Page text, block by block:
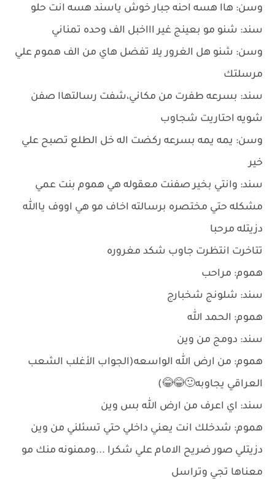
وسن: هاا هسه احنه جبار خوش ياسند هسه انت حلو
سند: شنو مو بعينج غير اااخبل الف وحده تمناني
وسن: شنو هل الغرور يلا تفضل هاي من الف هموم علي
مرسلتك
سند: بسرعه طفرت من مكاني،شفت رسالتهاا صفن
شويه احتاريت شجاوب
وسن: يمه يمه بسرعه ركضت اله خل الطلع تصبح علي
خير
سند: وانتي بخير صفنت معقوله هي هموم بنت عمي
مشكله حتي مختصره برسالته اخاف مو هي اووف ياالله
دزيتله مرحبا
تتاخرت انتظرت جاوب شكد مغروره
هموم: مراحب
سند: شلونج شخبارج
هموم: الحمد الله
سند: دومج من وين
هموم: من ارض الله الواسعه(الجواب الأغلب الشعب
العراقي يجاوبه🙂😂😂)
سند: اي اعرف من ارض الله بس وين
هموم: شدخلك انت يعني داخلي حتي تسئلني من وين
دزيتلي صور ضريح الامام علي شكرا ...وممنونه منك مو
معناها تجي وتراسل